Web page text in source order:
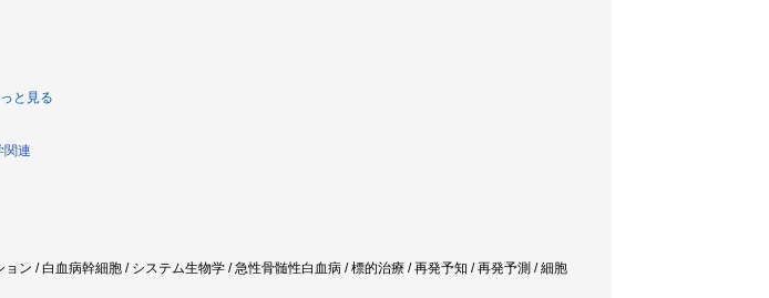
と見る
関連
ン / 白血病幹細胞 / システム生物学 / 急性骨髄性白血病 / 標的治療 / 再発予知 / 再発予測 / 細胞